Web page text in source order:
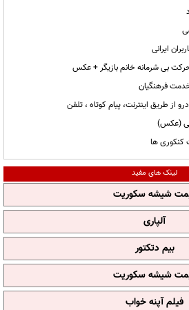
بی شرمانه خانم بازیگر + عکس
از طریق اینترنت، پیام کوتاه ، تلفن
(عکس)
کنکوری ها
لینک های مفید
شیشه سکوریت
آلپاری
بیم دتکتور
شیشه سکوریت
فیلم آپنه خواب